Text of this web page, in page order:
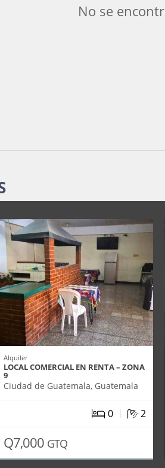
No se
Alquiler
LOCAL COMERCIAL EN RENTA – ZONA
9
Ciudad de Guatemala, Guatemala
0 | 2
Q7,000 GTQ